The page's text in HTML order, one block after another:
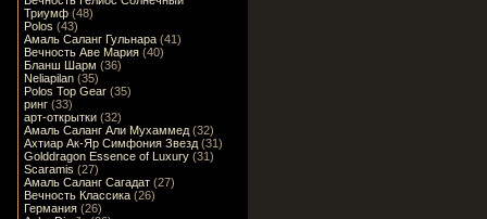
Триумф (48)
Polos (43)
Амаль Саланг Гульнара (41)
Вечность Аве Мария (40)
Бланш Шарм (36)
Neliapilan (35)
Polos Top Gear (35)
ринг (33)
арт-открытки (32)
Амаль Саланг Али Мухаммед (32)
Ахтиар Ак-Яр Симфония Звезд (31)
Golddragon Essence of Luxury (31)
Scaramis (27)
Амаль Саланг Сагадат (27)
Вечность Классика (26)
Германия (26)